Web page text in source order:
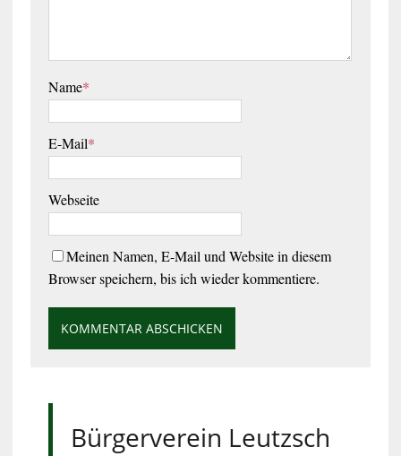
Name*
E-Mail*
Webseite
Meinen Namen, E-Mail und Website in diesem
Browser speichern, bis ich wieder kommentiere.
Bürgerverein Leutzsch